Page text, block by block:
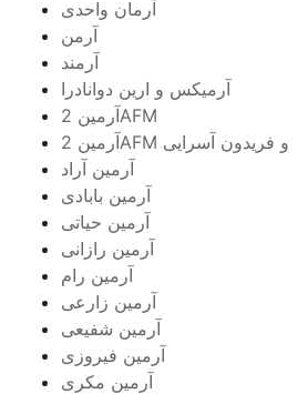
آرمان واحدی
آرمن
آرمند
آرمیکس و ارین دوانادرا
آرمین 2AFM
آرمین 2AFM و فریدون آسرایی
آرمین آراد
آرمین بابادی
آرمین حیاتی
آرمین رازانی
آرمین رام
آرمین زارعی
آرمین شفیعی
آرمین فیروزی
آرمین مکری